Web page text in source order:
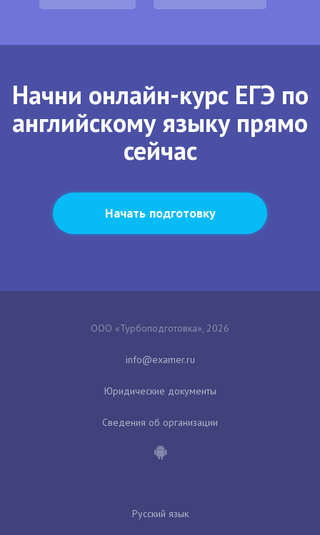
Начни онлайн-курс ЕГЭ по
английскому языку прямо
сейчас
Начать подготовку
ООО «Турбоподготовка», 2026
Юридические документы
Сведения об организации
Русский язык